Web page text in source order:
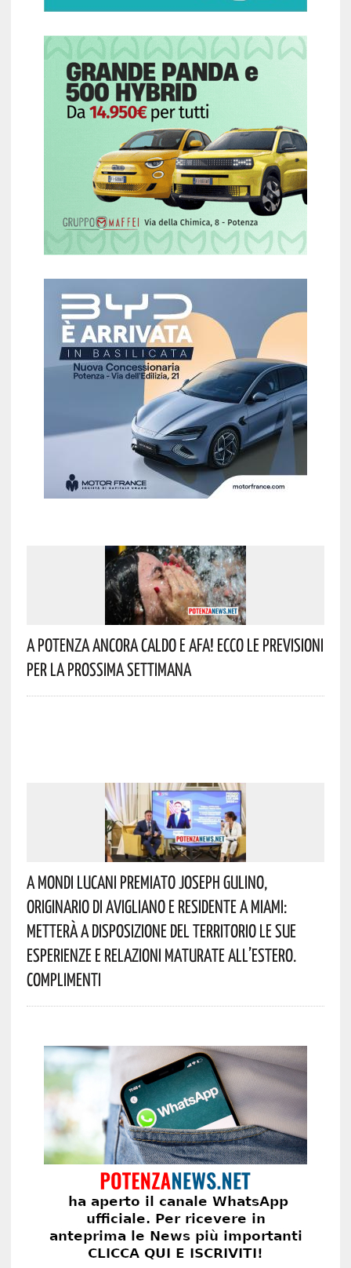
A Potenza Ancora Caldo E Afa! Ecco Le Previsioni
Per La Prossima Settimana
A Mondi Lucani Premiato Joseph Gulino,
Originario Di Avigliano E Residente A Miami:
Metterà A Disposizione Del Territorio Le Sue
Esperienze E Relazioni Maturate All’estero.
Complimenti